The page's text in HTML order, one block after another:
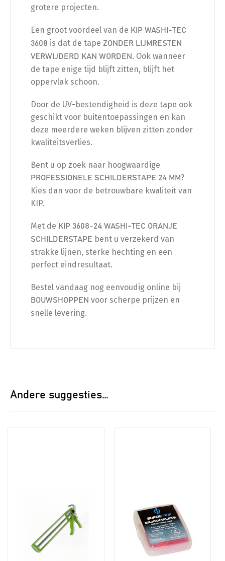
grotere projecten.
Een groot voordeel van de KIP WASHI-TEC
3608 is dat de tape ZONDER LIJMRESTEN
VERWIJDERD KAN WORDEN. Ook wanneer
de tape enige tijd blijft zitten, blijft het
oppervlak schoon.
Door de UV-bestendigheid is deze tape ook
geschikt voor buitentoepassingen en kan
deze meerdere weken blijven zitten zonder
kwaliteitsverlies.
Bent u op zoek naar hoogwaardige
PROFESSIONELE SCHILDERSTAPE 24 MM?
Kies dan voor de betrouwbare kwaliteit van
KIP.
Met de KIP 3608-24 WASHI-TEC ORANJE
SCHILDERSTAPE bent u verzekerd van
strakke lijnen, sterke hechting en een
perfect eindresultaat.
Bestel vandaag nog eenvoudig online bij
BOUWSHOPPEN voor scherpe prijzen en
snelle levering.
Andere suggesties…